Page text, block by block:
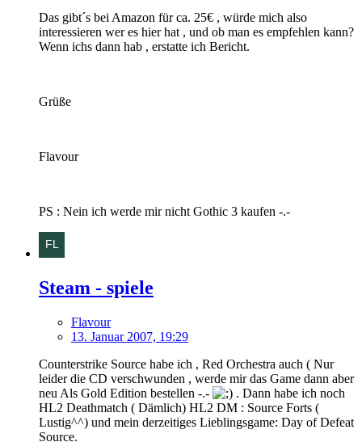
Das gibt´s bei Amazon für ca. 25€ , würde mich also
interessieren wer es hier hat , und ob man es empfehlen kann?
Wenn ichs dann hab , erstatte ich Bericht.
Grüße
Flavour
PS : Nein ich werde mir nicht Gothic 3 kaufen -.-
Steam - spiele
Flavour
13. Januar 2007, 19:29
Counterstrike Source habe ich , Red Orchestra auch ( Nur
leider die CD verschwunden , werde mir das Game dann aber
neu Als Gold Edition bestellen -.-
. Dann habe ich noch
HL2 Deathmatch ( Dämlich) HL2 DM : Source Forts (
Lustig^^) und mein derzeitiges Lieblingsgame: Day of Defeat
Source.